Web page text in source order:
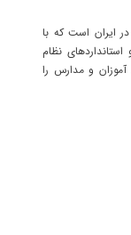
ایران است که با
نظام
و مدارس را